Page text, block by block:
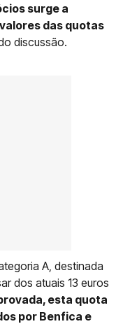
surge a
das quotas
discussão.
A, destinada
dos atuais 13 euros
esta quota
por Benfica e